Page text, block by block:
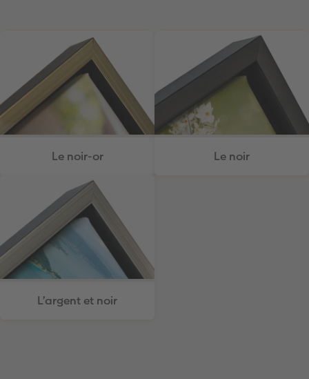
Le noir-or Le noir
L’argent et noir